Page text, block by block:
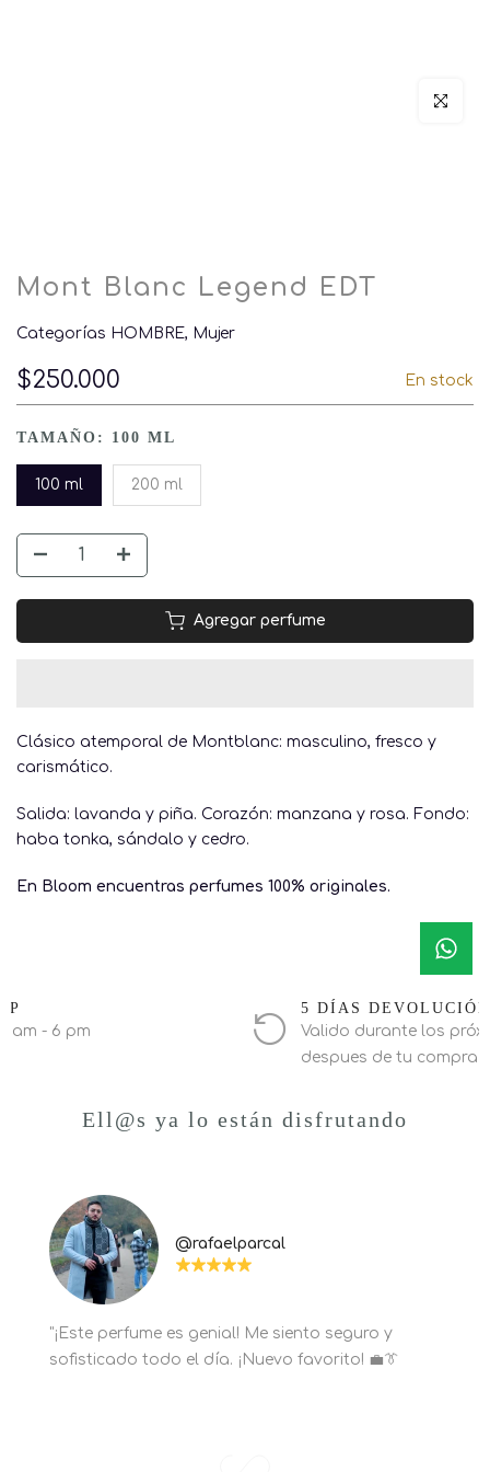
Click
Mont Blanc Legend EDT
Categorías HOMBRE Mujer
$250.000 En stock
TAMAÑO: 100 ML
100 ml 200 ml
Agregar perfume
Clásico atemporal de Montblanc: masculino, fresco y
carismático.
Salida: lavanda y piña. Corazón: manzana y rosa. Fondo:
haba tonka, sándalo y cedro.
En Bloom encuentras perfumes 100% originales.
am - 6 pm
5 DÍAS DEVOLUCIÓN
Valido durante los
despues de tu compra
Ell@s ya lo están disfrutando
@rafaelparcal
"¡Este perfume es genial! Me siento seguro y
sofisticado todo el día. ¡Nuevo favorito! 💼👔